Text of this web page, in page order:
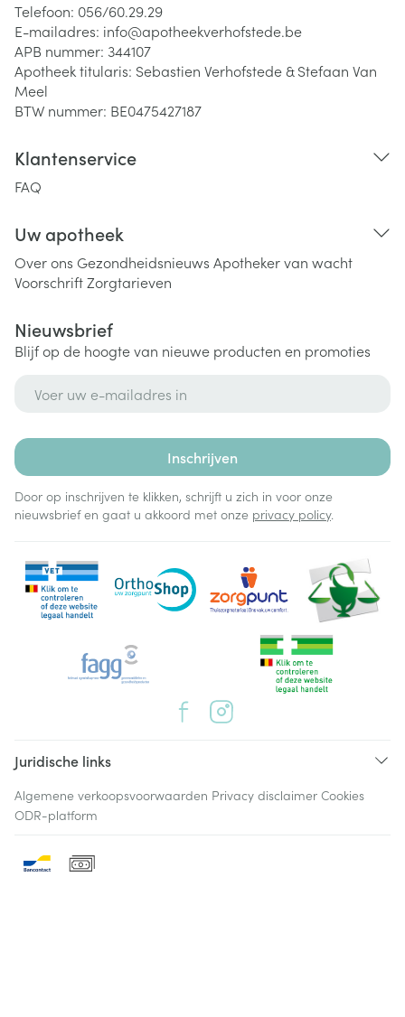
Telefoon: 056/60.29.29
E-mailadres: info@apotheekverhofstede.be
APB nummer: 344107
Apotheek titularis: Sebastien Verhofstede & Stefaan Van
Meel
BTW nummer: BE0475427187
Klantenservice
FAQ
Uw apotheek
Over ons Gezondheidsnieuws Apotheker van wacht
VoorschriftZorgtarieven
Nieuwsbrief
Blijf op de hoogte van nieuwe producten en promoties
Inschrijven
Door op inschrijven te klikken, schrijft u zich in voor onze
nieuwsbrief en gaat u akkoord met onze privacy policy.
Juridische links
Algemene verkoopsvoorwaarden Privacy disclaimer Cookies
ODR-platform